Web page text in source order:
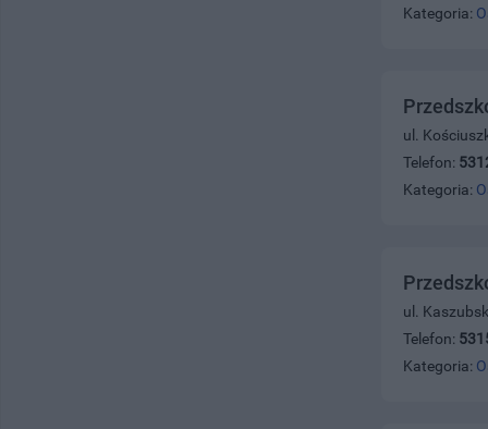
Kategoria:
ul.
Telefon:
Kategoria:
ul.
Telefon:
Kategoria: